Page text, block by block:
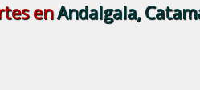
enAndalgala,